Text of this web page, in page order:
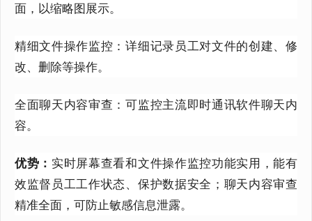
面，以缩略图展示。
精细文件操作监控：详细记录员工对文件的创建、修
改、删除等操作。
全面聊天内容审查：可监控主流即时通讯软件聊天内
容。
优势： 实时屏幕查看和文件操作监控功能实用，能有
效监督员工工作状态、保护数据安全；聊天内容审查
精准全面，可防止敏感信息泄露。